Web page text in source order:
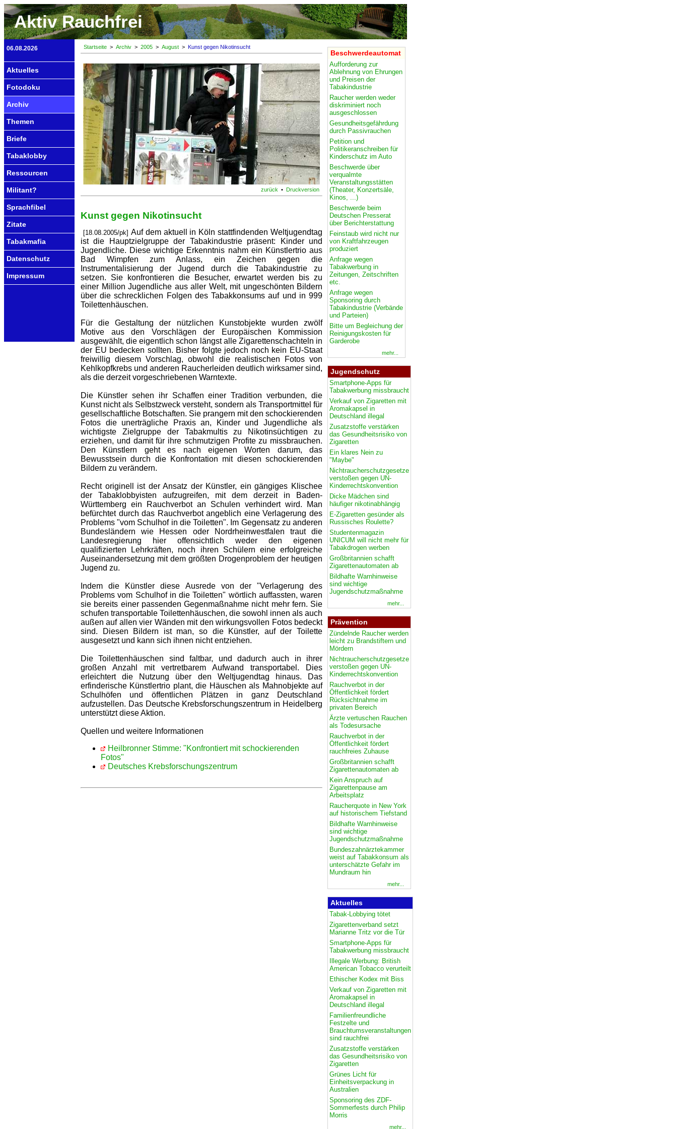
Aktiv Rauchfrei
06.08.2026
Aktuelles
Fotodoku
Archiv
Themen
Briefe
Tabaklobby
Ressourcen
Militant?
Sprachfibel
Zitate
Tabakmafia
Datenschutz
Impressum
Startseite > Archiv > 2005 > August > Kunst gegen Nikotinsucht
zurück • Druckversion
Kunst gegen Nikotinsucht
[18.08.2005/pk] Auf dem aktuell in Köln stattfindenden Weltjugendtag
ist die Hauptzielgruppe der Tabakindustrie präsent: Kinder und
Jugendliche. Diese wichtige Erkenntnis nahm ein Künstlertrio aus
Bad Wimpfen zum Anlass, ein Zeichen gegen die
Instrumentalisierung der Jugend durch die Tabakindustrie zu
setzen. Sie konfrontieren die Besucher, erwartet werden bis zu
einer Million Jugendliche aus aller Welt, mit ungeschönten Bildern
über die schrecklichen Folgen des Tabakkonsums auf und in 999
Toilettenhäuschen.
Für die Gestaltung der nützlichen Kunstobjekte wurden zwölf
Motive aus den Vorschlägen der Europäischen Kommission
ausgewählt, die eigentlich schon längst alle Zigarettenschachteln in
der EU bedecken sollten. Bisher folgte jedoch noch kein EU-Staat
freiwillig diesem Vorschlag, obwohl die realistischen Fotos von
Kehlkopfkrebs und anderen Raucherleiden deutlich wirksamer sind,
als die derzeit vorgeschriebenen Warntexte.
Die Künstler sehen ihr Schaffen einer Tradition verbunden, die
Kunst nicht als Selbstzweck versteht, sondern als Transportmittel für
gesellschaftliche Botschaften. Sie prangern mit den schockierenden
Fotos die unerträgliche Praxis an, Kinder und Jugendliche als
wichtigste Zielgruppe der Tabakmultis zu Nikotinsüchtigen zu
erziehen, und damit für ihre schmutzigen Profite zu missbrauchen.
Den Künstlern geht es nach eigenen Worten darum, das
Bewusstsein durch die Konfrontation mit diesen schockierenden
Bildern zu verändern.
Recht originell ist der Ansatz der Künstler, ein gängiges Klischee
der Tabaklobbyisten aufzugreifen, mit dem derzeit in Baden-
Württemberg ein Rauchverbot an Schulen verhindert wird. Man
befürchtet durch das Rauchverbot angeblich eine Verlagerung des
Problems "vom Schulhof in die Toiletten". Im Gegensatz zu anderen
Bundesländern wie Hessen oder Nordrheinwestfalen traut die
Landesregierung hier offensichtlich weder den eigenen
qualifizierten Lehrkräften, noch ihren Schülern eine erfolgreiche
Auseinandersetzung mit dem größten Drogenproblem der heutigen
Jugend zu.
Indem die Künstler diese Ausrede von der "Verlagerung des
Problems vom Schulhof in die Toiletten" wörtlich auffassten, waren
sie bereits einer passenden Gegenmaßnahme nicht mehr fern. Sie
schufen transportable Toilettenhäuschen, die sowohl innen als auch
außen auf allen vier Wänden mit den wirkungsvollen Fotos bedeckt
sind. Diesen Bildern ist man, so die Künstler, auf der Toilette
ausgesetzt und kann sich ihnen nicht entziehen.
Die Toilettenhäuschen sind faltbar, und dadurch auch in ihrer
großen Anzahl mit vertretbarem Aufwand transportabel. Dies
erleichtert die Nutzung über den Weltjugendtag hinaus. Das
erfinderische Künstlertrio plant, die Häuschen als Mahnobjekte auf
Schulhöfen und öffentlichen Plätzen in ganz Deutschland
aufzustellen. Das Deutsche Krebsforschungszentrum in Heidelberg
unterstützt diese Aktion.
Quellen und weitere Informationen
Heilbronner Stimme: "Konfrontiert mit schockierenden
Fotos"
Deutsches Krebsforschungszentrum
Beschwerdeautomat
Aufforderung zur
Ablehnung von Ehrungen
und Preisen der
Tabakindustrie
Raucher werden weder
diskriminiert noch
ausgeschlossen
Gesundheitsgefährdung
durch Passivrauchen
Petition und
Politikeranschreiben für
Kinderschutz im Auto
Beschwerde über
verqualmte
Veranstaltungsstätten
(Theater, Konzertsäle,
Kinos, ...)
Beschwerde beim
Deutschen Presserat
über Berichterstattung
Feinstaub wird nicht nur
von Kraftfahrzeugen
produziert
Anfrage wegen
Tabakwerbung in
Zeitungen, Zeitschriften
etc.
Anfrage wegen
Sponsoring durch
Tabakindustrie (Verbände
und Parteien)
Bitte um Begleichung der
Reinigungskosten für
Garderobe
mehr...
Jugendschutz
Smartphone-Apps für
Tabakwerbung missbraucht
Verkauf von Zigaretten mit
Aromakapsel in
Deutschland illegal
Zusatzstoffe verstärken
das Gesundheitsrisiko von
Zigaretten
Ein klares Nein zu
"Maybe"
Nichtraucherschutzgesetze
verstoßen gegen UN-
Kinderrechtskonvention
Dicke Mädchen sind
häufiger nikotinabhängig
E-Zigaretten gesünder als
Russisches Roulette?
Studentenmagazin
UNICUM will nicht mehr für
Tabakdrogen werben
Großbritannien schafft
Zigarettenautomaten ab
Bildhafte Warnhinweise
sind wichtige
Jugendschutzmaßnahme
mehr...
Prävention
Zündelnde Raucher werden
leicht zu Brandstiftern und
Mördern
Nichtraucherschutzgesetze
verstoßen gegen UN-
Kinderrechtskonvention
Rauchverbot in der
Öffentlichkeit fördert
Rücksichtnahme im
privaten Bereich
Ärzte vertuschen Rauchen
als Todesursache
Rauchverbot in der
Öffentlichkeit fördert
rauchfreies Zuhause
Großbritannien schafft
Zigarettenautomaten ab
Kein Anspruch auf
Zigarettenpause am
Arbeitsplatz
Raucherquote in New York
auf historischem Tiefstand
Bildhafte Warnhinweise
sind wichtige
Jugendschutzmaßnahme
Bundeszahnärztekammer
weist auf Tabakkonsum als
unterschätzte Gefahr im
Mundraum hin
mehr...
Aktuelles
Tabak-Lobbying tötet
Zigarettenverband setzt
Marianne Tritz vor die Tür
Smartphone-Apps für
Tabakwerbung missbraucht
Illegale Werbung: British
American Tobacco verurteilt
Ethischer Kodex mit Biss
Verkauf von Zigaretten mit
Aromakapsel in
Deutschland illegal
Familienfreundliche
Festzelte und
Brauchtumsveranstaltungen
sind rauchfrei
Zusatzstoffe verstärken
das Gesundheitsrisiko von
Zigaretten
Grünes Licht für
Einheitsverpackung in
Australien
Sponsoring des ZDF-
Sommerfests durch Philip
Morris
mehr...